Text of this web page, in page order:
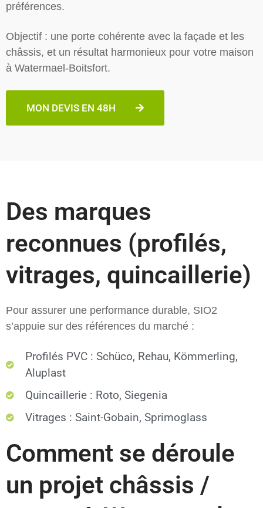
préférences.
Objectif : une porte cohérente avec la façade et les
châssis, et un résultat harmonieux pour votre maison
à Watermael-Boitsfort.
MON DEVIS EN 48H
Des marques
reconnues (profilés,
vitrages, quincaillerie)
Pour assurer une performance durable, SIO2
s’appuie sur des références du marché :
Profilés PVC : Schüco, Rehau, Kömmerling,
Aluplast
Quincaillerie : Roto, Siegenia
Vitrages : Saint-Gobain, Sprimoglass
Comment se déroule
un projet châssis /